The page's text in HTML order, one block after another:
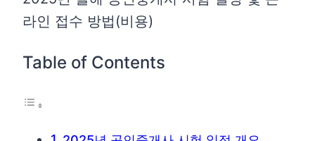
라인 접수 방법(비용)
Table of Contents